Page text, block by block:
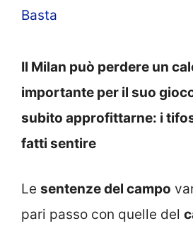
Basta
Il Milan può perdere un
importante per il suo
subito approfittarne: i
fatti sentire
Le sentenze del campo
pari passo con quelle del